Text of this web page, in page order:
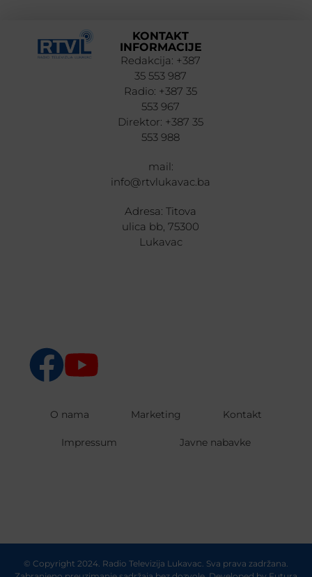
KONTAKT
INFORMACIJE
Redakcija: +387
35 553 987
Radio: +387 35
553 967
Direktor: +387 35
553 988
mail:
info@rtvlukavac.ba
Adresa: Titova
ulica bb, 75300
Lukavac
O nama Marketing Kontakt
Impressum Javne nabavke
© Copyright 2024. Radio Televizija Lukavac. Sva prava zadržana.